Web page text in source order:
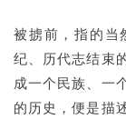
被掳前，指的当
纪、历代志结束
成一个民族、一
的历史，便是描